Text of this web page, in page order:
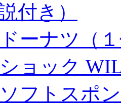
付き）
ーナツ（
ョック
フトスポ